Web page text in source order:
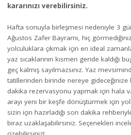
kararınızı verebilirsiniz.
Hafta sonuyla birleşmesi nedeniyle 3
Ağustos Zafer Bayramı, hiç
yolculuklara çıkmak için en ideal
yaz sıcaklarının kısmen geride kaldığı
geç kalmış sayılmazsınız. Yaz
tatillerinden birinde nereye
dakika rezervasyonu yapmak için hala
arayı yeni bir keşfe dönüştürmek için
sizin için hazırladığı son dakika
biraz uzaklaşabilirsiniz. Seçenekleri